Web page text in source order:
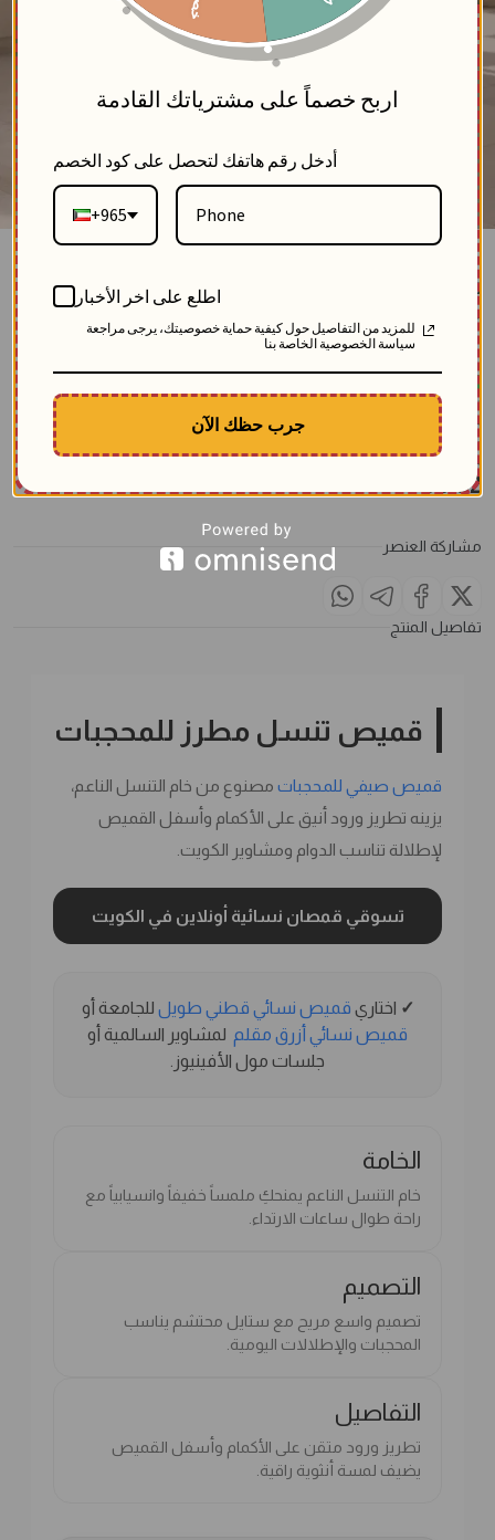
قميص من التنسل الأنيق-تيفاني-FS
2
SKU: 12465-tiffany-fs
الوصف
قميص نسائي من خام التنسل بتطريز نفش الورد على الأكمام وأسفل القميص. قطعة
تجمع بين رقة القماش وفخامة التطريز المتقن لتمنحك إطلالة متميزة تنبض بالأنوثة
والجمال.
96.52
$
مشاركة العنصر
تفاصيل المنتج
قميص تنسل مطرز للمحجبات
قميص صيفي للمحجبات مصنوع من خام التنسل الناعم،
يزينه تطريز ورود أنيق على الأكمام وأسفل القميص
لإطلالة تناسب الدوام ومشاوير الكويت.
تسوقي قمصان نسائية أونلاين في الكويت
✓ اختاري قميص نسائي قطني طويل للجامعة أو
قميص نسائي أزرق مقلم لمشاوير السالمية أو
جلسات مول الأفينيوز.
الخامة
خام التنسل الناعم يمنحكِ ملمساً خفيفاً وانسيابياً مع
راحة طوال ساعات الارتداء.
التصميم
تصميم واسع مريح مع ستايل محتشم يناسب
المحجبات والإطلالات اليومية.
التفاصيل
تطريز ورود متقن على الأكمام وأسفل القميص
يضيف لمسة أنثوية راقية.
اربح خصماً على مشترياتك القادمة
أدخل رقم هاتفك لتحصل على كود الخصم
+965
اطلع على اخر الأخبار
للمزيد من التفاصيل حول كيفية حماية خصوصيتك، يرجى مراجعة
سياسة الخصوصية الخاصة بنا
جرب حظك الآن